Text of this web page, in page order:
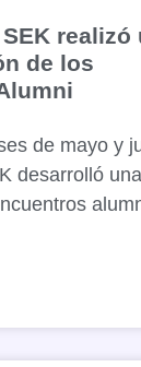
realizó
de los
de mayo y
desarrolló